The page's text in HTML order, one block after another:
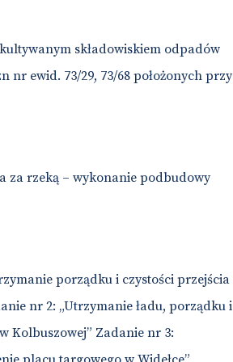
składowiskiem odpadów
ewid. 73/29, 73/68 położonych przy
za rzeką – wykonanie podbudowy
porządku i czystości przejścia
nr 2: „Utrzymanie ładu, porządku i
Kolbuszowej” Zadanie nr 3: